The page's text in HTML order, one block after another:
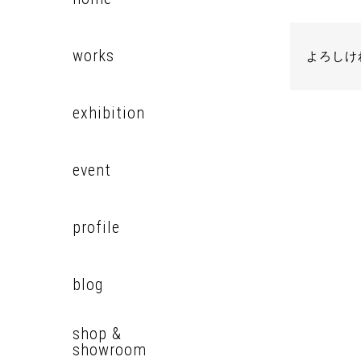
works
exhibition
event
profile
blog
shop &
showroom
よろしけ